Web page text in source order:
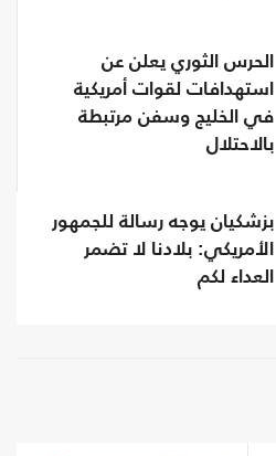
الحرس الثوري يعلن عن
استهدافات لقوات أمريكية
في الخليج وسفن مرتبطة
بالاحتلال
بزشكيان يوجه رسالة للجمهور
الأمريكي: بلادنا لا تضمر
العداء لكم